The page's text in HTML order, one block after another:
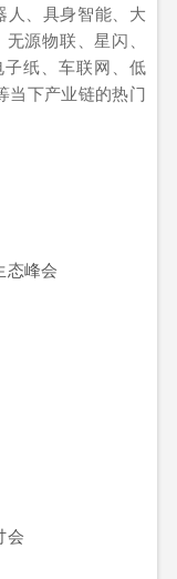
人、具身智能、大
源物联、星闪、
纸、车联网、低
当下产业链的热门
态峰会
会